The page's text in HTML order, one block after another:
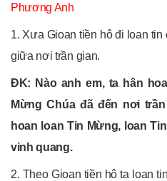
Phương Anh
1. Xưa Gioan tiền hô đi loan
giữa nơi trần gian.
ĐK: Nào anh em, ta hân
Mừng Chúa đã đến nơi
hoan loan Tin Mừng, loan
vinh quang.
2. Theo Gioan tiền hô ta loan